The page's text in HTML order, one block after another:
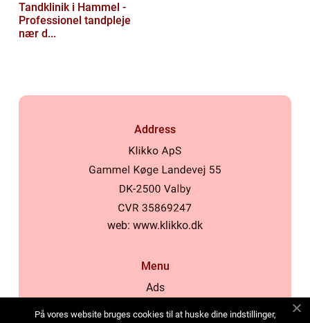
Tandklinik i Hammel -
Professionel tandpleje
nær d...
Address
web: www.klikko.dk
Menu
Ads
På vores website bruges cookies til at huske dine indstillinger,